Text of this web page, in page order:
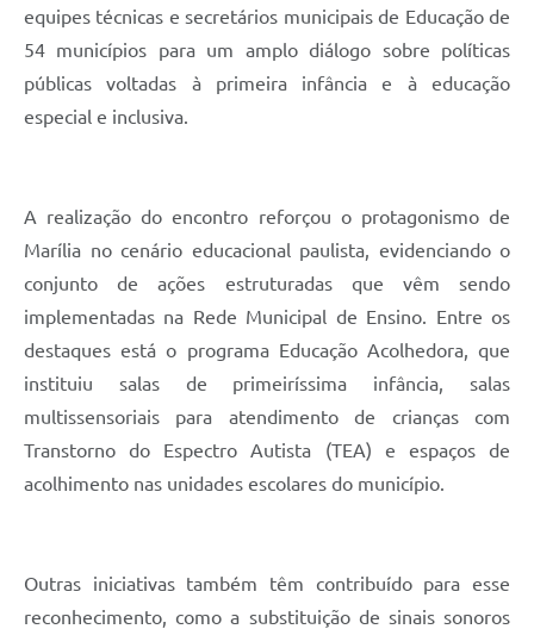
equipes técnicas e secretários municipais de Educação de
54 municípios para um amplo diálogo sobre políticas
públicas voltadas à primeira infância e à educação
especial e inclusiva.
A realização do encontro reforçou o protagonismo de
Marília no cenário educacional paulista, evidenciando o
conjunto de ações estruturadas que vêm sendo
implementadas na Rede Municipal de Ensino. Entre os
destaques está o programa Educação Acolhedora, que
instituiu salas de primeiríssima infância, salas
multissensoriais para atendimento de crianças com
Transtorno do Espectro Autista (TEA) e espaços de
acolhimento nas unidades escolares do município.
Outras iniciativas também têm contribuído para esse
reconhecimento, como a substituição de sinais sonoros